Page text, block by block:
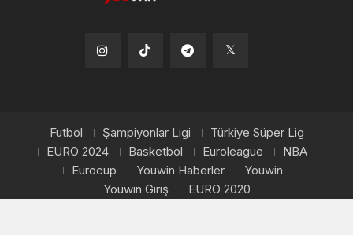
Tiktok
Futbol Şampiyonlar Ligi
Türkiye Süper Lig
EURO 2024
Basketbol Euroleague
NBA
Eurocup
Youwin Haberler
Youwin
Youwin Giriş
EURO 2020